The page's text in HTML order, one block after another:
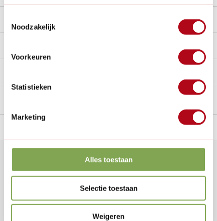
Noodzakelijk
Voorkeuren
Statistieken
Marketing
Alles toestaan
Selectie toestaan
Weigeren
de tuinspecialist
Klantenservice
Veelgestelde vragen
0346 218 111
info@dewiltfang.nl
+31 640511932